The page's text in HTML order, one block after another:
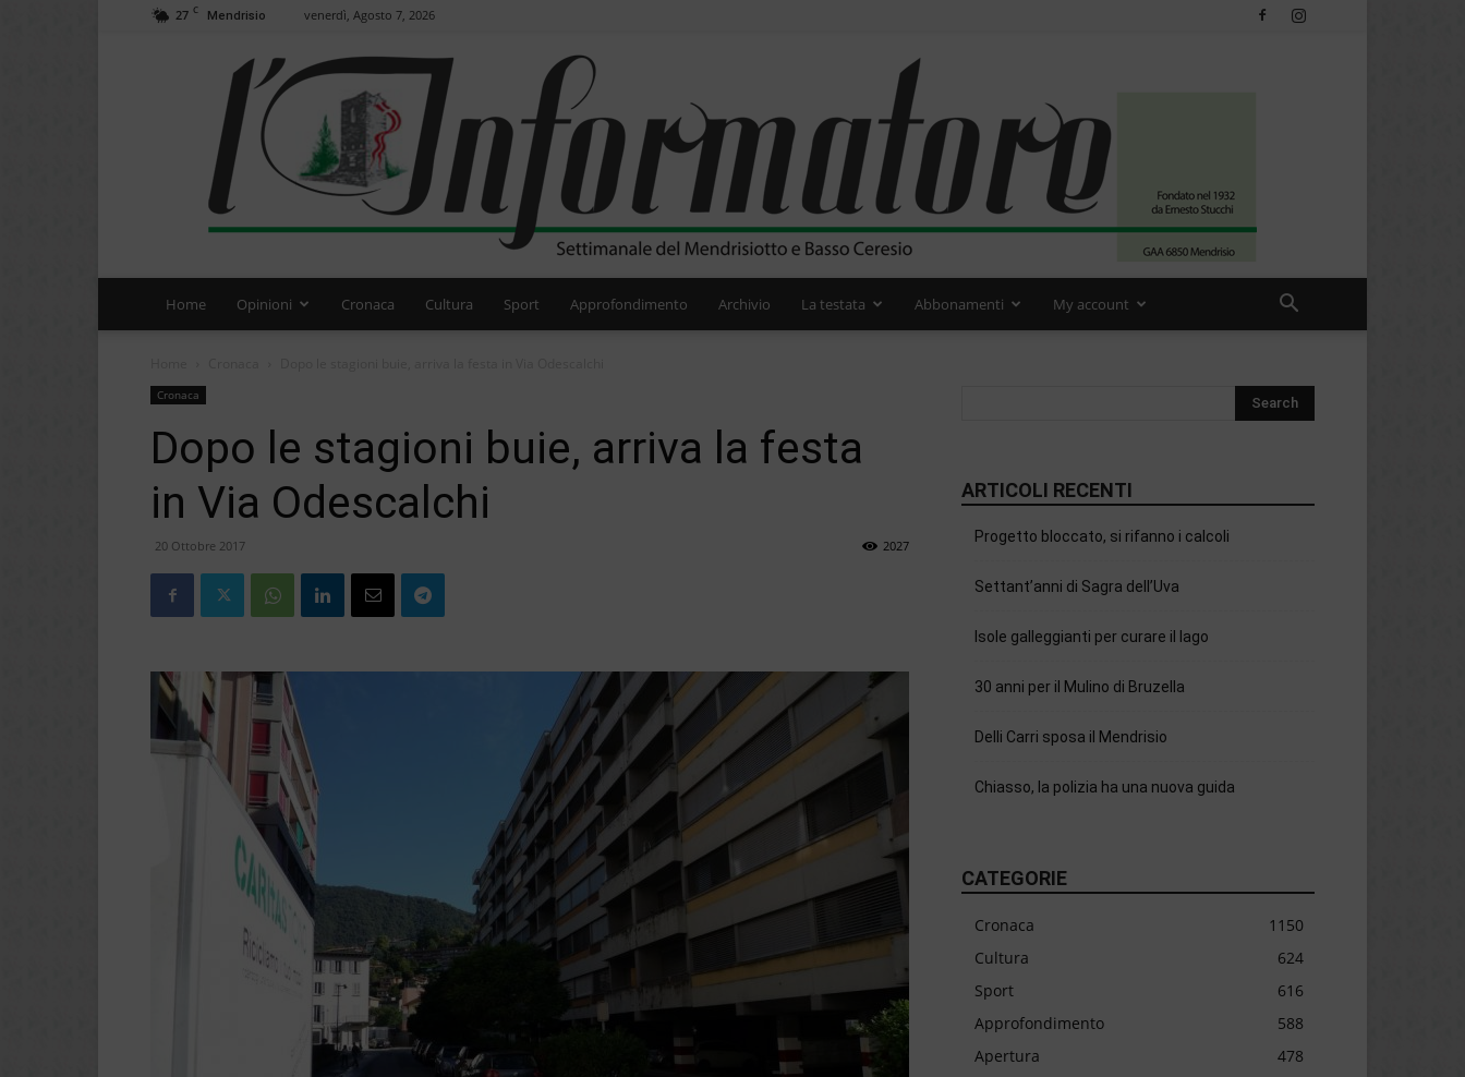
27 C Mendrisio venerdì, Agosto 7, 2026
Home Opinioni Cronaca Cultura Sport Approfondimento Archivio La testata Abbonamenti My account
Cronaca
Dopo le stagioni buie, arriva la festa
in Via Odescalchi
20 Ottobre 2017 2027
ARTICOLI RECENTI
Progetto bloccato, si rifanno i calcoli
Settant’anni di Sagra dell’Uva
Isole galleggianti per curare il lago
30 anni per il Mulino di Bruzella
Delli Carri sposa il Mendrisio
Chiasso, la polizia ha una nuova guida
CATEGORIE
Cronaca
1150
Cultura
624
Sport
616
Approfondimento
588
Apertura
478